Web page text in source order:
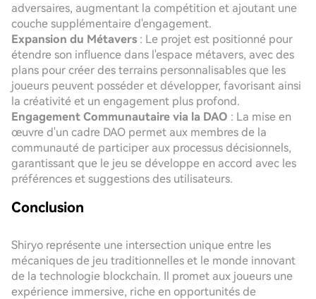
adversaires, augmentant la compétition et ajoutant une
couche supplémentaire d'engagement.
Expansion du Métavers : Le projet est positionné pour
étendre son influence dans l'espace métavers, avec des
plans pour créer des terrains personnalisables que les
joueurs peuvent posséder et développer, favorisant ainsi
la créativité et un engagement plus profond.
Engagement Communautaire via la DAO : La mise en
œuvre d'un cadre DAO permet aux membres de la
communauté de participer aux processus décisionnels,
garantissant que le jeu se développe en accord avec les
préférences et suggestions des utilisateurs.
Conclusion
Shiryo représente une intersection unique entre les
mécaniques de jeu traditionnelles et le monde innovant
de la technologie blockchain. Il promet aux joueurs une
expérience immersive, riche en opportunités de